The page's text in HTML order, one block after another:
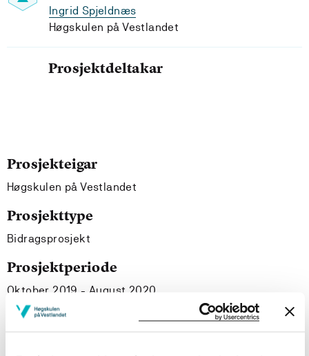
Ingrid Spjeldnæs
Høgskulen på Vestlandet
Prosjektdeltakar
Prosjekteigar
Høgskulen på Vestlandet
Prosjekttype
Bidragsprosjekt
Prosjektperiode
Oktober 2019 - August 2020